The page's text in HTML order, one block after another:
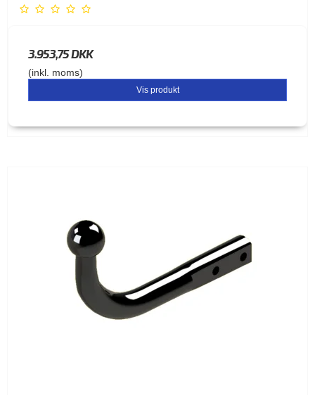
3.953,75 DKK
(inkl. moms)
Vis produkt